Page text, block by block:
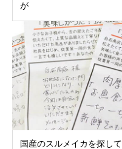
が
国産のスルメイカを探して